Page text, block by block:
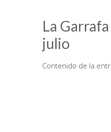
La
julio
Contenido de la